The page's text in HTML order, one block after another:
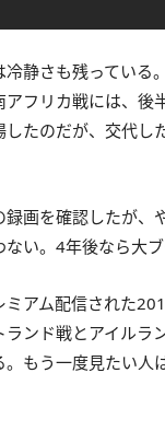
静さも残っている
アフリカ戦には、後
したのだが、交代し
画を確認したが、
い。4年後なら大ブ
ミアム配信された
ランド戦とアイルラ
。もう一度見たい人